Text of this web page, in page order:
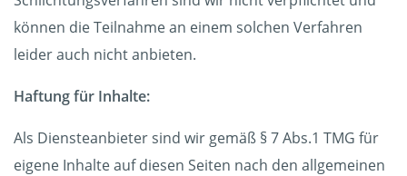
können die Teilnahme an einem solchen Verfahren
leider auch nicht anbieten.
Haftung für Inhalte:
Als Diensteanbieter sind wir gemäß § 7 Abs.1 TMG für
eigene Inhalte auf diesen Seiten nach den allgemeinen